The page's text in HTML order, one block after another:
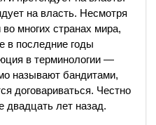
на власть. Несмотря
во многих странах мира,
в последние годы
в терминологии —
называют бандитами,
договариваться. Честно
двадцать лет назад.